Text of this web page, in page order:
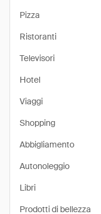
Pizza
Ristoranti
Televisori
Hotel
Viaggi
Shopping
Abbigliamento
Autonoleggio
Libri
Prodotti di bellezza